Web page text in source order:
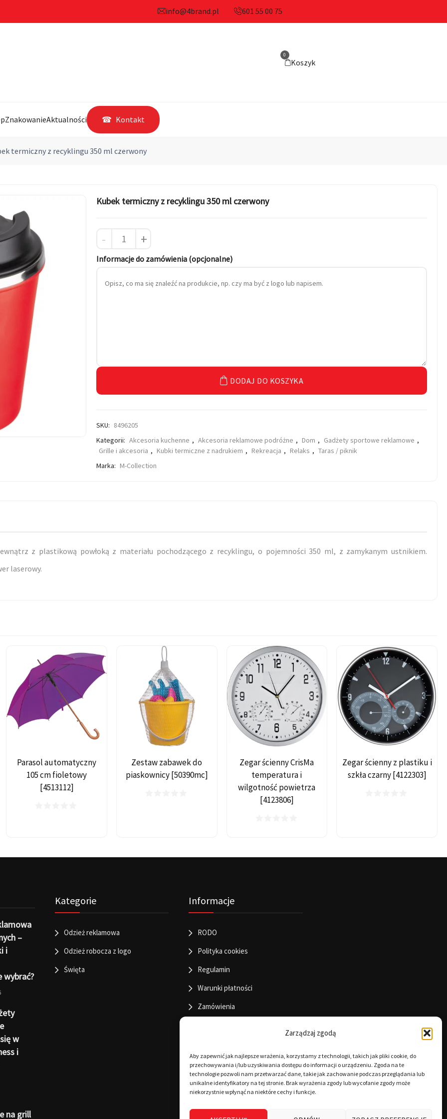
Zarządzaj zgodą
Aby zapewnić jak najlepsze wrażenia, korzystamy z technologii, takich jak pliki cookie, do
przechowywania i/lub uzyskiwania dostępu do informacji o urządzeniu. Zgoda na te
technologie pozwoli nam przetwarzać dane, takie jak zachowanie podczas przeglądania lub
unikalne identyfikatory na tej stronie. Brak wyrażenia zgody lub wycofanie zgody może
niekorzystnie wpłynąć na niektóre cechy i funkcje.
info@4brand.pl 601 55 00 75
0
Koszyk
ZnakowanieAktualności Kontakt
termiczny z recyklingu 350 ml czerwony
Kubek termiczny z recyklingu 350 ml czerwony
- +
Informacje do zamówienia (opcjonalne)
DODAJ DO KOSZYKA
SKU: 8496205
Kategorii: Akcesoria kuchenne , Akcesoria reklamowe podróżne , Dom , Gadżety sportowe reklamowe ,
Grille i akcesoria , Kubki termiczne z nadrukiem , Rekreacja , Relaks , Taras / piknik
Marka: M-Collection
z plastikową powłoką z materiału pochodzącego z recyklingu, o pojemności 350 ml, z zamykanym ustnikiem.
laserowy.
Parasol automatyczny
105 cm fioletowy
[4513112]
Zestaw zabawek do
piaskownicy [50390mc]
Zegar ścienny CrisMa
temperatura i
wilgotność powietrza
[4123806]
Zegar ścienny z plastiku i
szkła czarny [4122303]
–
i
wybrać?
w
i
na grill
Kategorie
Odzież reklamowa
Odzież robocza z logo
Święta
Informacje
RODO
Polityka cookies
Regulamin
Warunki płatności
Zamówienia